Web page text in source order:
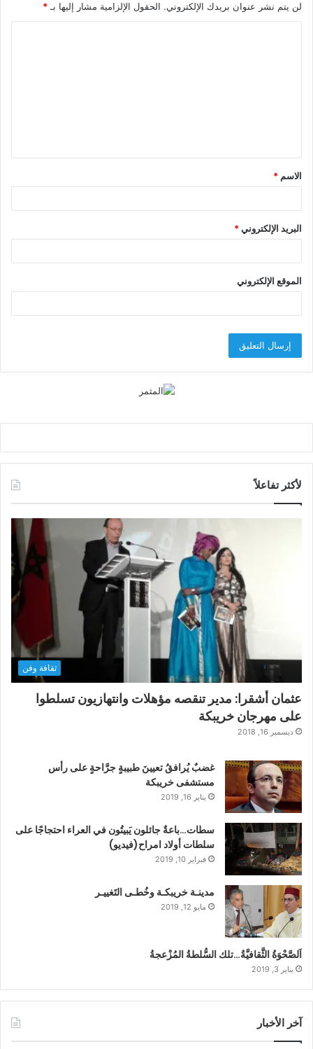
لن يتم نشر عنوان بريدك الإلكتروني. الحقول الإلزامية مشار إليها بـ*
ق
*
الاسم *
البريد الإلكتروني*
الموقع الإلكتروني
لأكثر تفاعلاً
ثقافة وفن
عثمان أشقرا: مدير تنقصه مؤهلات وانتهازيون تسلطوا
على مهرجان خريبكة
ديسمبر 16, 2018
غضبٌ يُرافقُ تعيينَ طبيبةٍ جرَّاحةٍ على رأس
مستشفى خريبكة
يناير 16, 2019
سطات…باعةٌ جائلون يَبيتُون في العراء احتجاجًا على
سلطات أولاد امراح(فيديو)
فبراير 10, 2019
مدينـة خريبكـة وخُطـى التَغييـر
مايو 12, 2019
اَلصَّحْوَةُ الثَّقافيَّةُ…تلك السُّلطةُ المُزْعجةُ
يناير 3, 2019
آخر الأخبار